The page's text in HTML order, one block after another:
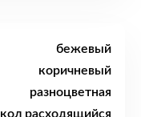
бежевый
коричневый
разноцветная
расходящийся